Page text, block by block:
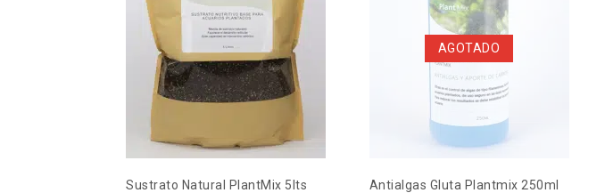
Sustrato Natural PlantMix 5lts
AGOTADO
Antialgas Gluta Plantmix 250ml